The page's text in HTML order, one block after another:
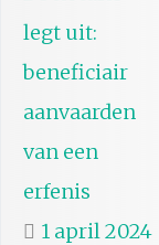
legt uit:
beneficiair
aanvaarden
van een
erfenis
1 april 2024